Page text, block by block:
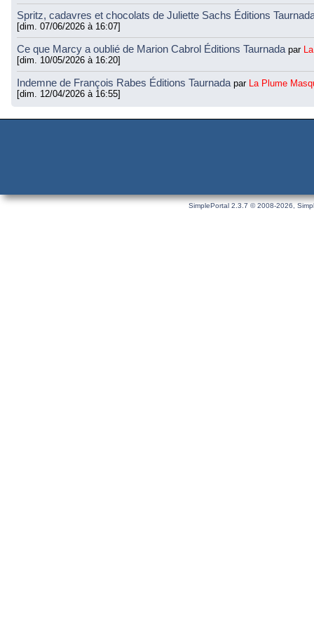
Spritz, cadavres et chocolats de Juliette Sachs Éditions
[dim. 07/06/2026 à 16:07]
Ce que Marcy a oublié de Marion Cabrol Éditions Taurnada par
[dim. 10/05/2026 à 16:20]
Indemne de François Rabes Éditions Taurnada par La Plume
[dim. 12/04/2026 à 16:55]
SimplePortal 2.3.7 © 2008-2026,